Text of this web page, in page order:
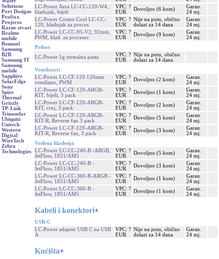
Solutions
Port Designs
Profixx
Projecto
Razne stvari
Realme
mobile
Renusol
Samsung
B2B
Samsung IT
Samsung
mobile
Sapphire
SolarEdge
Sony
Spire
Thermal
Grizzly
TP-Link
Trinasolar
Ubiquiti
Unitech
Western
Digital
WireTech
Zebra
Technologies
LC-Power Aera LC-CC-120-W4,
hladnjak, bijeli
VPC: ?
EUR
Dovoljno (6 kom)
Garan.
24 mj.
LC-Power Cosmo Cool LC-CC-
120, hladnjak za proces.
VPC: ?
EUR
Nije na putu, obično
dolazi za 14 dana
Garan.
24 mj.
LC-Power LC-CC-95-V2, 92mm,
PWM, hlad. za procesor
VPC: ?
EUR
Dovoljno (9 kom)
Garan.
24 mj.
Pribor
LC-Power 1g termalna pasta
VPC: ?
EUR
Nije na putu, obično
dolazi za 14 dana
Ventilatori
LC-Power LC-CF-120 120mm
ventilator, PWM
VPC: ?
EUR
Dovoljno (2 kom)
Garan.
24 mj.
LC-Power LC-CF-120-ARGB-
KIT, bijeli, 3 pack
VPC: ?
EUR
Dovoljno (1 kom)
Garan.
24 mj.
LC-Power LC-CF-120-ARGB-
KIT, crni, 3 pack
VPC: ?
EUR
Dovoljno (2 kom)
Garan.
24 mj.
LC-Power LC-CF-120-ARGB-
KIT-R, Reverse fan 3 pack
VPC: ?
EUR
Dovoljno (5 kom)
Garan.
24 mj.
LC-Power LC-CF-120-ARGB-
KIT-R, Reverse fan, 3 pack
VPC: ?
EUR
Dovoljno (3 kom)
Garan.
24 mj.
Vodena hlađenja
LC-Power LC-CC-240-B -ARGB,
JetFlow, 1851/AM5
VPC: ?
EUR
Dovoljno (5 kom)
Garan.
24 mj.
LC-Power LC-CC-240-B -
JetFlow, 1851/AM5
VPC: ?
EUR
Dovoljno (3 kom)
Garan.
24 mj.
LC-Power LC-CC-360-B-ARGB -
JetFlow, 1851/AM5
VPC: ?
EUR
Dovoljno (1 kom)
Garan.
24 mj.
LC-Power LC-CC-360-B -
JetFlow, 1851/AM5
VPC: ?
EUR
Dovoljno (1 kom)
Garan.
24 mj.
Kabeli i konektori+
USB-C
LC-Power adapter USB C na USB
A
VPC: ?
EUR
Nije na putu, obično
dolazi za 14 dana
Garan.
24 mj.
Kućišta+